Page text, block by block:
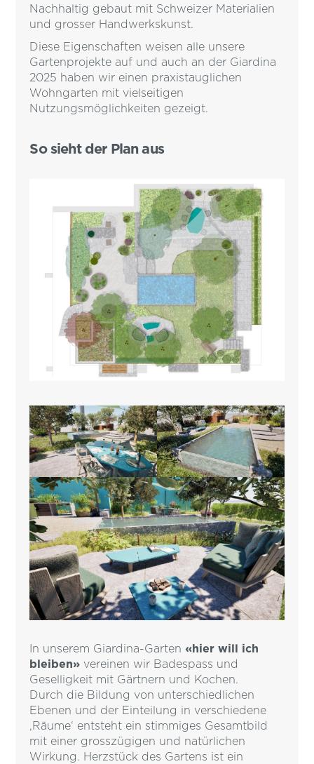
Nachhaltig gebaut mit Schweizer Materialien
und grosser Handwerkskunst.
Diese Eigenschaften weisen alle unsere
Gartenprojekte auf und auch an der Giardina
2025 haben wir einen praxistauglichen
Wohngarten mit vielseitigen
Nutzungsmöglichkeiten gezeigt.
So sieht der Plan aus
In unserem Giardina-Garten«hier will ich
bleiben» vereinen wir Badespass und
Geselligkeit mit Gärtnern und Kochen.
Durch die Bildung von unterschiedlichen
Ebenen und der Einteilung in verschiedene
‚Räume‘ entsteht ein stimmiges Gesamtbild
mit einer grosszügigen und natürlichen
Wirkung. Herzstück des Gartens ist ein